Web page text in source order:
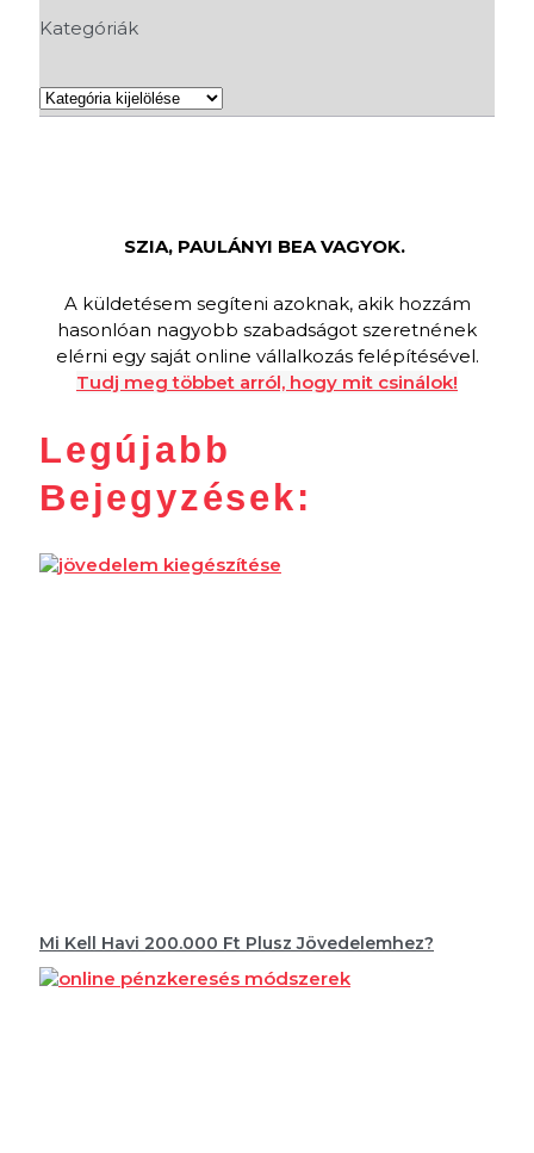
Kategóriák
Kategóriák
SZIA, PAULÁNYI BEA VAGYOK.
A küldetésem segíteni azoknak, akik hozzám
hasonlóan nagyobb szabadságot szeretnének
elérni egy saját online vállalkozás felépítésével.
Tudj meg többet arról, hogy mit csinálok!
Legújabb
Bejegyzések:
Mi Kell Havi 200.000 Ft Plusz Jövedelemhez?